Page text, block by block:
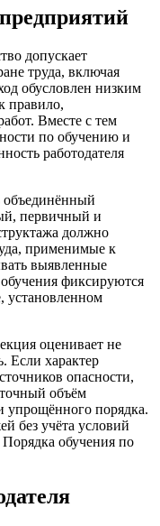
допускает
труда, включая
обусловлен низким
правило,
Вместе с тем
по обучению и
работодателя
объединённый
первичный и
должно
применимые к
выявленные
фиксируются
установленном
оценивает не
Если характер
опасности,
объём
упрощённого порядка.
без учёта условий
Порядка обучения по